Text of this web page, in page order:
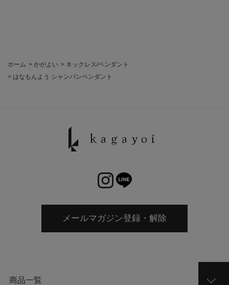
ホーム > かがよい > ネックレス/ペンダント
> はなもんよう シャンパンペンダント
メールマガジン登録・解除
商品一覧